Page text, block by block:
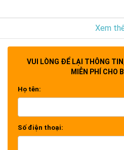
Xem
VUI LÒNG ĐỂ LẠI THÔNG
MIỄN PHÍ CHO
Họ tên:
Số điện thoại: